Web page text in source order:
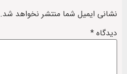
نشانی ایمیل شما منتشر نخواهد شد.
دیدگاه *